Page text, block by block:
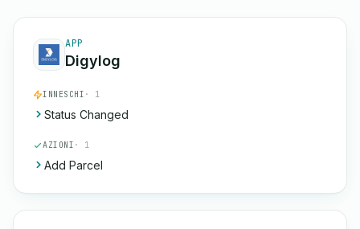
APP
Digylog
INNESCHI · 1
Status Changed
AZIONI · 1
Add Parcel